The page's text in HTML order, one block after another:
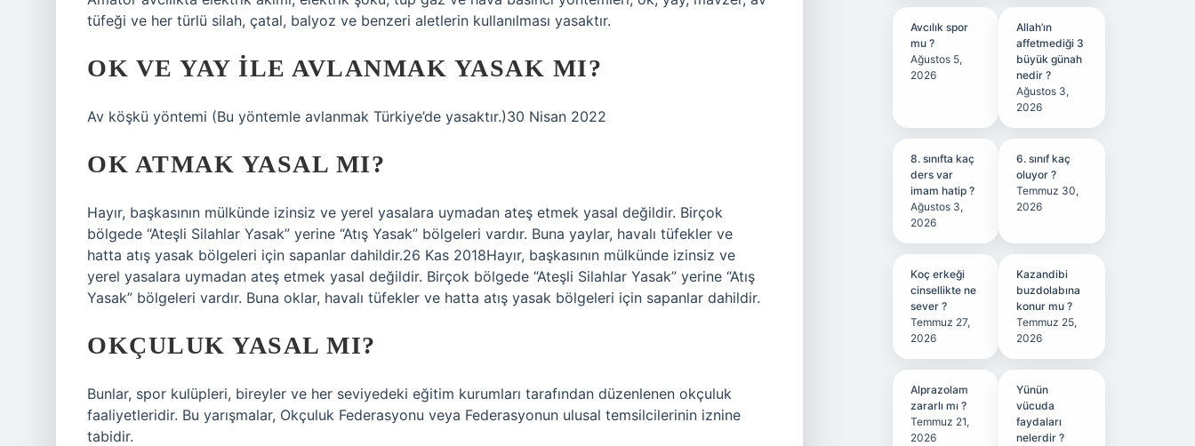
tüfeği ve her türlü silah, çatal, balyoz ve benzeri aletlerin kullanılması yasaktır.
OK VE YAY ILE AVLANMAK YASAK MI?
Av köşkü yöntemi (Bu yöntemle avlanmak Türkiye’de yasaktır.)30 Nisan 2022
OK ATMAK YASAL MI?
Hayır, başkasının mülkünde izinsiz ve yerel yasalara uymadan ateş etmek yasal değildir. Birçok
bölgede “Ateşli Silahlar Yasak” yerine “Atış Yasak” bölgeleri vardır. Buna yaylar, havalı tüfekler ve
hatta atış yasak bölgeleri için sapanlar dahildir.26 Kas 2018Hayır, başkasının mülkünde izinsiz ve
yerel yasalara uymadan ateş etmek yasal değildir. Birçok bölgede “Ateşli Silahlar Yasak” yerine “Atış
Yasak” bölgeleri vardır. Buna oklar, havalı tüfekler ve hatta atış yasak bölgeleri için sapanlar dahildir.
OKÇULUK YASAL MI?
Bunlar, spor kulüpleri, bireyler ve her seviyedeki eğitim kurumları tarafından düzenlenen okçuluk
faaliyetleridir. Bu yarışmalar, Okçuluk Federasyonu veya Federasyonun ulusal temsilcilerinin iznine
tabidir.
Avcılık spor
mu ?
Ağustos 5,
2026
Allah’ın
affetmediği 3
büyük günah
nedir ?
Ağustos 3,
2026
8. sınıfta kaç
ders var
imam hatip ?
Ağustos 3,
2026
6. sınıf kaç
oluyor ?
Temmuz 30,
2026
Koç erkeği
cinsellikte ne
sever ?
Temmuz 27,
2026
Kazandibi
buzdolabına
konur mu ?
Temmuz 25,
2026
Alprazolam
zararlı mı ?
Temmuz 21,
2026
Yünün
vücuda
faydaları
nelerdir ?